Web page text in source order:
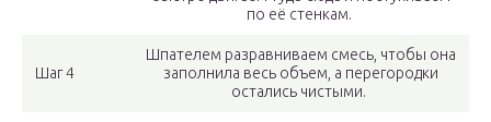
по её стенкам.
Шаг 4
Шпателем разравниваем смесь, чтобы она
заполнила весь объем, а перегородки
остались чистыми.